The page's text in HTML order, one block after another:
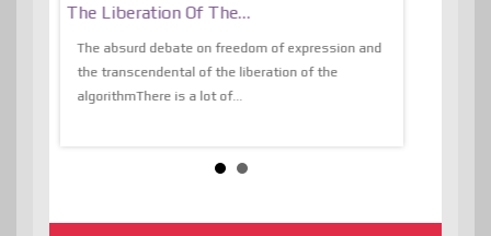
The Liberation Of The…
The absurd debate on freedom of expression and
the transcendental of the liberation of the
algorithmThere is a lot of...